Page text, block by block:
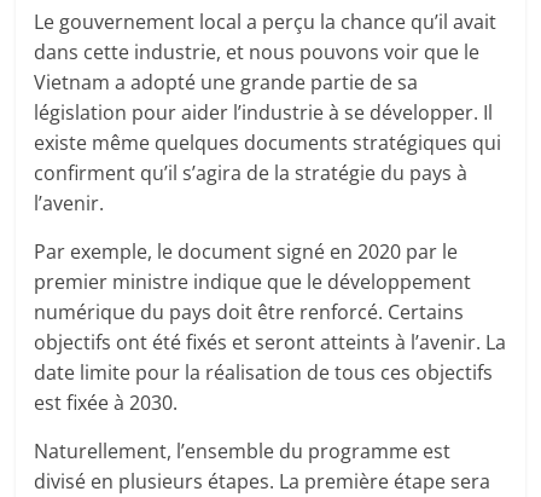
Le gouvernement local a perçu la chance qu’il avait
dans cette industrie, et nous pouvons voir que le
Vietnam a adopté une grande partie de sa
législation pour aider l’industrie à se développer. Il
existe même quelques documents stratégiques qui
confirment qu’il s’agira de la stratégie du pays à
l’avenir.
Par exemple, le document signé en 2020 par le
premier ministre indique que le développement
numérique du pays doit être renforcé. Certains
objectifs ont été fixés et seront atteints à l’avenir. La
date limite pour la réalisation de tous ces objectifs
est fixée à 2030.
Naturellement, l’ensemble du programme est
divisé en plusieurs étapes. La première étape sera